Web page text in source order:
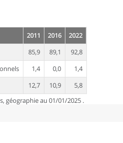
2011 2016
2022
85,9 89,1
92,8
1,4 0,0
1,4
12,7 10,9
5,8
géographie au 01/01/2025 .